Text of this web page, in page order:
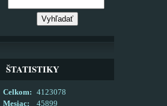
ŠTATISTIKY
Celkom:
4123078
Mesiac:
45899